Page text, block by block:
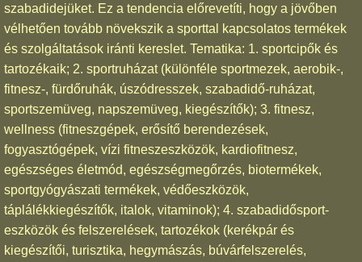
szabadidejüket. Ez a tendencia előrevetíti, hogy a jövőben
vélhetően tovább növekszik a sporttal kapcsolatos termékek
és szolgáltatások iránti kereslet. Tematika: 1. sportcipők és
tartozékaik; 2. sportruházat (különféle sportmezek, aerobik-,
fitnesz-, fürdőruhák, úszódresszek, szabadidő-ruházat,
sportszemüveg, napszemüveg, kiegészítők); 3. fitnesz,
wellness (fitneszgépek, erősítő berendezések,
fogyasztógépek, vízi fitneszeszközök, kardiofitnesz,
egészséges életmód, egészségmegőrzés, biotermékek,
sportgyógyászati termékek, védőeszközök,
táplálékkiegészítők, italok, vitaminok); 4. szabadidősport-
eszközök és felszerelések, tartozékok (kerékpár és
kiegészítői, turisztika, hegymászás, búvárfelszerelés,